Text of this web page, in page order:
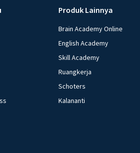
Produk Lainnya
Brain Academy Online
English Academy
Skill Academy
Ruangkerja
Schoters
Kalananti